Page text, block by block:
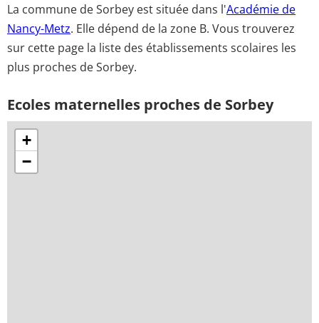
La commune de Sorbey est située dans l'Académie de
Nancy-Metz. Elle dépend de la zone B. Vous trouverez
sur cette page la liste des établissements scolaires les
plus proches de Sorbey.
Ecoles maternelles proches de Sorbey
+
−